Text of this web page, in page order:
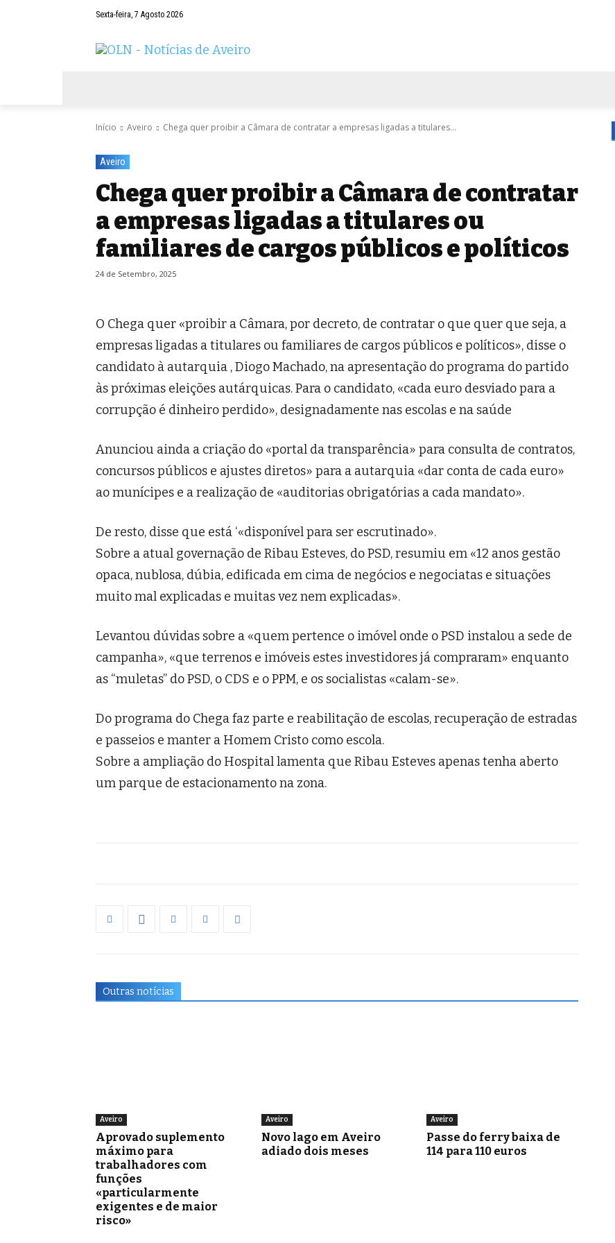
Sexta-feira, 7 Agosto 2026
Início Aveiro Chega quer proibir a Câmara de contratar a empresas ligadas a titulares...
Aveiro
Chega quer proibir a Câmara de contratar
a empresas ligadas a titulares ou
familiares de cargos públicos e políticos
24 de Setembro, 2025
O Chega quer «proibir a Câmara, por decreto, de contratar o que quer que seja, a
empresas ligadas a titulares ou familiares de cargos públicos e políticos», disse o
candidato à autarquia , Diogo Machado, na apresentação do programa do partido
às próximas eleições autárquicas. Para o candidato, «cada euro desviado para a
corrupção é dinheiro perdido», designadamente nas escolas e na saúde
Anunciou ainda a criação do «portal da transparência» para consulta de contratos,
concursos públicos e ajustes diretos» para a autarquia «dar conta de cada euro»
ao munícipes e a realização de «auditorias obrigatórias a cada mandato».
De resto, disse que está ‘«disponível para ser escrutinado».
Sobre a atual governação de Ribau Esteves, do PSD, resumiu em «12 anos gestão
opaca, nublosa, dúbia, edificada em cima de negócios e negociatas e situações
muito mal explicadas e muitas vez nem explicadas».
Levantou dúvidas sobre a «quem pertence o imóvel onde o PSD instalou a sede de
campanha», «que terrenos e imóveis estes investidores já compraram» enquanto
as “muletas” do PSD, o CDS e o PPM, e os socialistas «calam-se».
Do programa do Chega faz parte e reabilitação de escolas, recuperação de estradas
e passeios e manter a Homem Cristo como escola.
Sobre a ampliação do Hospital lamenta que Ribau Esteves apenas tenha aberto
um parque de estacionamento na zona.
Outras notícias
Aveiro
Aprovado suplemento
máximo para
trabalhadores com
funções
«particularmente
exigentes e de maior
risco»
Aveiro
Novo lago em Aveiro
adiado dois meses
Aveiro
Passe do ferry baixa de
114 para 110 euros